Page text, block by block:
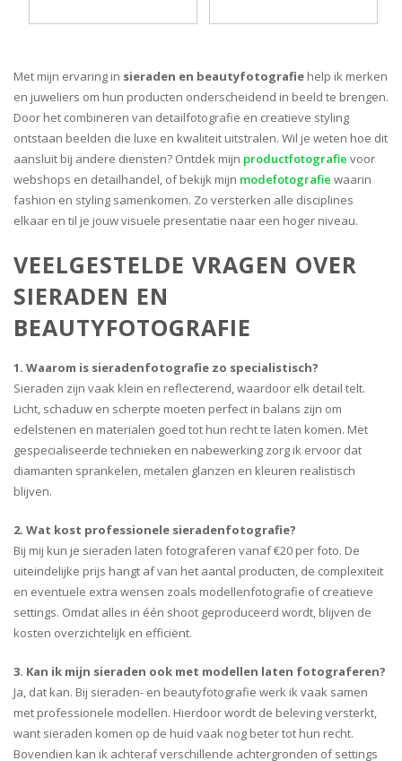
Met mijn ervaring in sieraden en beautyfotografie help ik merken
en juweliers om hun producten onderscheidend in beeld te brengen.
Door het combineren van detailfotografie en creatieve styling
ontstaan beelden die luxe en kwaliteit uitstralen. Wil je weten hoe dit
aansluit bij andere diensten? Ontdek mijn productfotografie voor
webshops en detailhandel, of bekijk mijn modefotografie waarin
fashion en styling samenkomen. Zo versterken alle disciplines
elkaar en til je jouw visuele presentatie naar een hoger niveau.
VEELGESTELDE VRAGEN OVER
SIERADEN EN
BEAUTYFOTOGRAFIE
1. Waarom is sieradenfotografie zo specialistisch?
Sieraden zijn vaak klein en reflecterend, waardoor elk detail telt.
Licht, schaduw en scherpte moeten perfect in balans zijn om
edelstenen en materialen goed tot hun recht te laten komen. Met
gespecialiseerde technieken en nabewerking zorg ik ervoor dat
diamanten sprankelen, metalen glanzen en kleuren realistisch
blijven.
2. Wat kost professionele sieradenfotografie?
Bij mij kun je sieraden laten fotograferen vanaf €20 per foto. De
uiteindelijke prijs hangt af van het aantal producten, de complexiteit
en eventuele extra wensen zoals modellenfotografie of creatieve
settings. Omdat alles in één shoot geproduceerd wordt, blijven de
kosten overzichtelijk en efficiënt.
3. Kan ik mijn sieraden ook met modellen laten fotograferen?
Ja, dat kan. Bij sieraden- en beautyfotografie werk ik vaak samen
met professionele modellen. Hierdoor wordt de beleving versterkt,
want sieraden komen op de huid vaak nog beter tot hun recht.
Bovendien kan ik achteraf verschillende achtergronden of settings